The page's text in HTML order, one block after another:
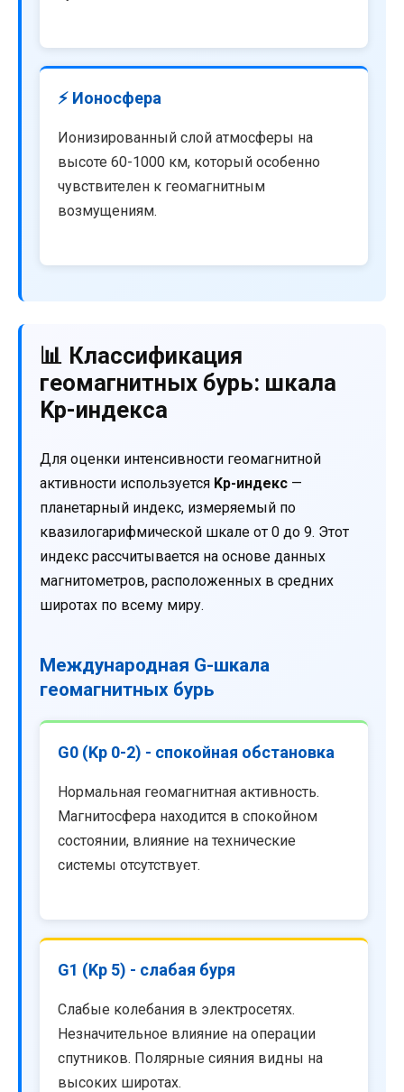
⚡ Ионосфера
Ионизированный слой атмосферы на
высоте 60-1000 км, который особенно
чувствителен к геомагнитным
возмущениям.
📊 Классификация
геомагнитных бурь: шкала
Kp-индекса
Для оценки интенсивности геомагнитной
активности используется Kp-индекс —
планетарный индекс, измеряемый по
квазилогарифмической шкале от 0 до 9. Этот
индекс рассчитывается на основе данных
магнитометров, расположенных в средних
широтах по всему миру.
Международная G-шкала
геомагнитных бурь
G0 (Kp 0-2) - спокойная обстановка
Нормальная геомагнитная активность.
Магнитосфера находится в спокойном
состоянии, влияние на технические
системы отсутствует.
G1 (Kp 5) - слабая буря
Слабые колебания в электросетях.
Незначительное влияние на операции
спутников. Полярные сияния видны на
высоких широтах.